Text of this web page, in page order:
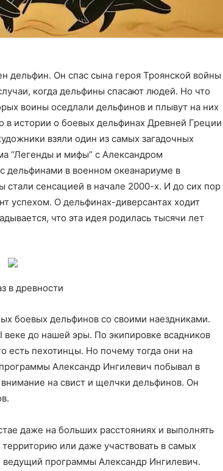
дельфин. Он спас сына героя Троянской войны
когда дельфины спасают людей. Но что
воины оседлали дельфинов и плывут на них
истории о боевых дельфинах Древней Греции
взяли один из самых загадочных
“Легенды и мифы” с Александром
дельфинами в военном океанариуме в
сенсацией в начале 2000-х. И до сих пор
успехом. О дельфинах-диверсантах ходит
что эта идея родилась тысячи лет
в древности
боевых дельфинов со своими наездниками.
до нашей эры. По экипировке всадников
есть пехотинцы. Но почему тогда они на
Александр Ингилевич побывал в
на свист и щелчки дельфинов. Он
даже на больших расстояниях и выполнять
или даже участвовать в самых
ведущий программы Александр Ингилевич.